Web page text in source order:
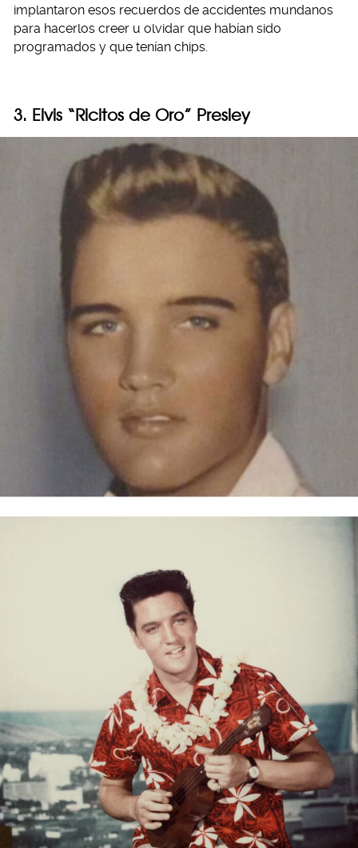
implantaron esos recuerdos de accidentes mundanos
para hacerlos creer u olvidar que habían sido
programados y que tenían chips.
3. Elvis “Ricitos de Oro” Presley